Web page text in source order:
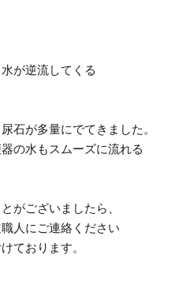
が逆流してくる
石が多量にでてきました。
の水もスムーズに流れる
がございましたら、
人にご連絡ください
ております。